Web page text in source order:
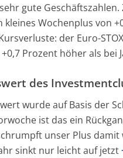
gute
kleines Wochenplus von
der Euro-
Prozent höher als bei
des
wurde auf Basis der
ist das ein
unser Plus
sinkt nur leicht auf jetzt